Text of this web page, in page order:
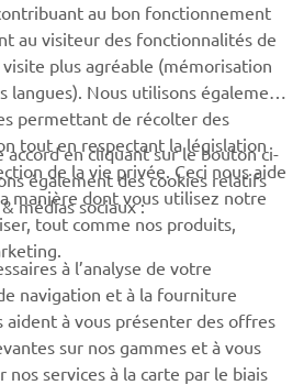
au bon fonctionnement
au visiteur des fonctionnalités de
plus agréable (mémorisation
langues). Nous utilisons également
permettant de récolter des
tout en respectant la législation
de la vie privée. Ceci nous aide
manière dont vous utilisez notre
tout comme nos produits,
accord en cliquant sur le bouton ci-
également des cookies relatifs
médias sociaux :
à l’analyse de votre
navigation et à la fourniture
aident à vous présenter des offres
sur nos gammes et à vous
services à la carte par le biais